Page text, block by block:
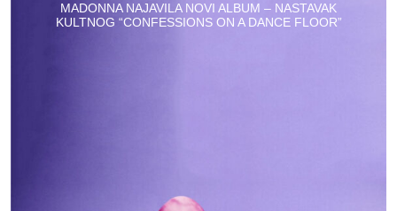
MADONNA NAJAVILA NOVI ALBUM – NASTAVAK
KULTNOG “CONFESSIONS ON A DANCE FLOOR”